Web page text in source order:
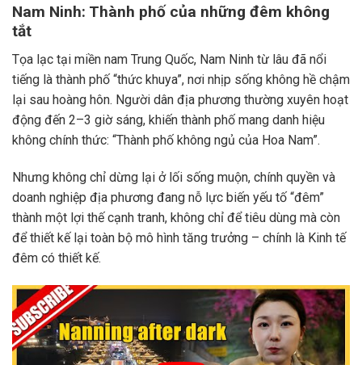
Nam Ninh: Thành phố của những đêm không
tắt
Tọa lạc tại miền nam Trung Quốc, Nam Ninh từ lâu đã nổi
tiếng là thành phố “thức khuya”, nơi nhịp sống không hề chậm
lại sau hoàng hôn. Người dân địa phương thường xuyên hoạt
động đến 2–3 giờ sáng, khiến thành phố mang danh hiệu
không chính thức: “Thành phố không ngủ của Hoa Nam”.
Nhưng không chỉ dừng lại ở lối sống muộn, chính quyền và
doanh nghiệp địa phương đang nỗ lực biến yếu tố “đêm”
thành một lợi thế cạnh tranh, không chỉ để tiêu dùng mà còn
để thiết kế lại toàn bộ mô hình tăng trưởng – chính là Kinh tế
đêm có thiết kế.